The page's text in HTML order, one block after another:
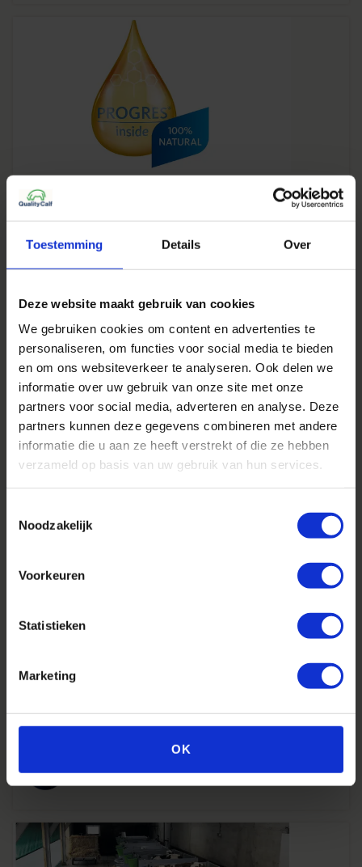
Toestemming Details Over
Deze website maakt gebruik van cookies
We gebruiken cookies om content en advertenties te
personaliseren, om functies voor social media te bieden
en om ons websiteverkeer te analyseren. Ook delen we
informatie over uw gebruik van onze site met onze
partners voor social media, adverteren en analyse. Deze
partners kunnen deze gegevens combineren met andere
informatie die u aan ze heeft verstrekt of die ze hebben
verzameld op basis van uw gebruik van hun services.
Noodzakelijk
Voorkeuren
Statistieken
Marketing
OK
Quality Calf
Kijkje in de keuken: Progres® en
lijnzaadolie in QC Quality Milk
Quality Calf
Melkveehouder Erik Borkus koos voor
buisventilatie
Jurgen Verheijen
13 augustus 2020 - leestijd 4 min
Quality Calf
bedrijfsblindheid